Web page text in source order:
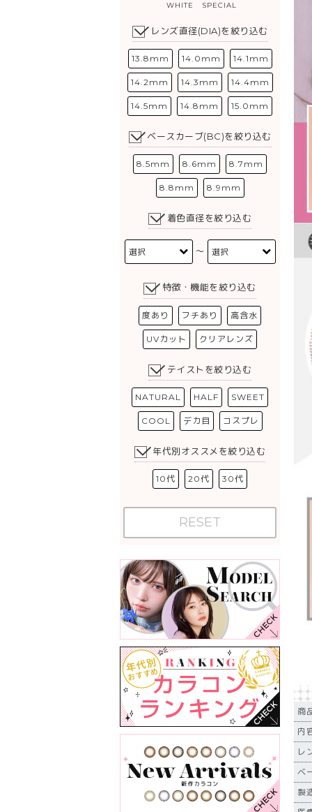
WHITE SPECIAL
レンズ直径(DIA)を絞り込む
13.8mm 14.0mm 14.1mm
14.2mm 14.3mm 14.4mm
14.5mm 14.8mm 15.0mm
ベースカーブ(BC)を絞り込む
8.5mm 8.6mm 8.7mm
8.8mm 8.9mm
着色直径を絞り込む
〜
特徴・機能を絞り込む
度あり フチあり 高含水
UVカット クリアレンズ
テイストを絞り込む
NATURAL HALF SWEET
COOL デカ目 コスプレ
年代別オススメを絞り込む
10代 20代 30代
RESET
商
内
レ
ベ
製